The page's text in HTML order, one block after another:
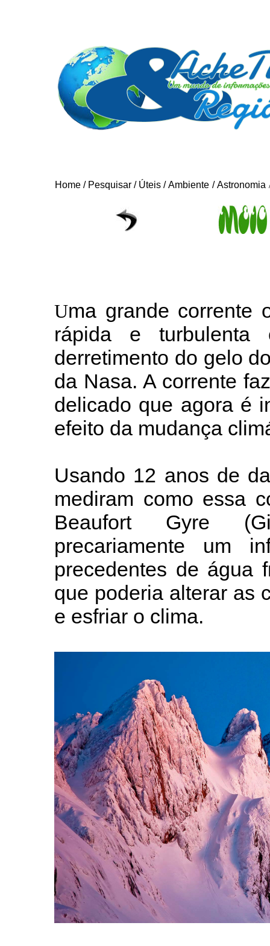
Home / Pesquisar / Úteis /Ambiente /Astronomia
Uma grande corrente
rápida e turbulenta
derretimento do gelo
da Nasa. A corrente
delicado que agora é
efeito da mudança
Usando 12 anos de
mediram como essa
Beaufort Gyre
precariamente um
precedentes de água
que poderia alterar as
e esfriar o clima.